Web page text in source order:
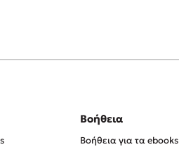
Βοήθεια
Βοήθεια για τα ebooks